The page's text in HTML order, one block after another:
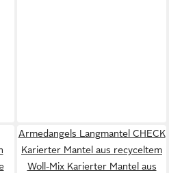
Armedangels Langmantel CHECK
Karierter Mantel aus recyceltem
Woll-Mix Karierter Mantel aus